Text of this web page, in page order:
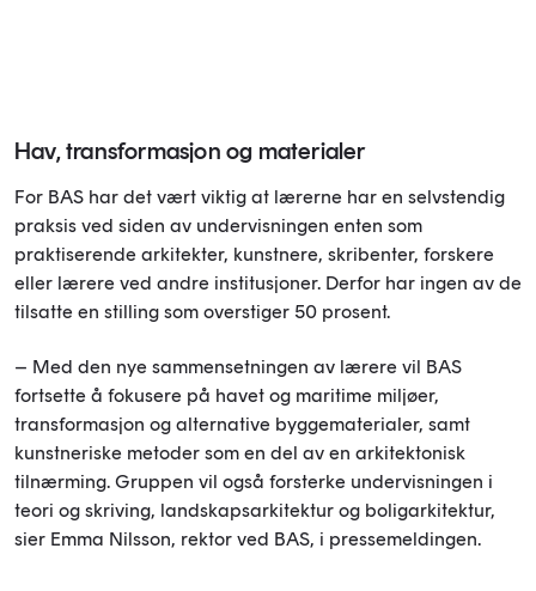
Hav, transformasjon og materialer
For BAS har det vært viktig at lærerne har en selvstendig
praksis ved siden av undervisningen enten som
praktiserende arkitekter, kunstnere, skribenter, forskere
eller lærere ved andre institusjoner. Derfor har ingen av de
tilsatte en stilling som overstiger 50 prosent.
– Med den nye sammensetningen av lærere vil BAS
fortsette å fokusere på havet og maritime miljøer,
transformasjon og alternative byggematerialer, samt
kunstneriske metoder som en del av en arkitektonisk
tilnærming. Gruppen vil også forsterke undervisningen i
teori og skriving, landskapsarkitektur og boligarkitektur,
sier Emma Nilsson, rektor ved BAS, i pressemeldingen.